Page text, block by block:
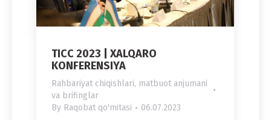
TICC 2023 | XALQARO
KONFERENSIYA
Rahbariyat chiqishlari, matbuot anjumani
va brifinglar
By Raqobat qo'mitasi 06.07.2023